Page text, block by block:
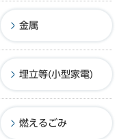
金属
埋立等(小型家電)
燃えるごみ